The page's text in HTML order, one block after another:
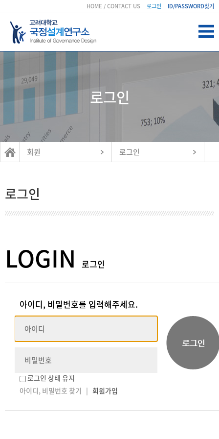
HOME /CONTACT US 로그인 ID/PASSWORD찾기
로그인
회원 로그인
로그인
LOGIN 로그인
아이디, 비밀번호를 입력해주세요.
로그인 상태 유지
아이디, 비밀번호 찾기 | 회원가입